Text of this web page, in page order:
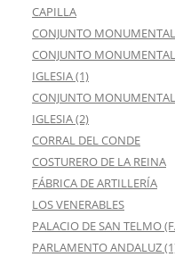
CAPILLA
CONJUNTO
CONJUNTO
IGLESIA (1)
CONJUNTO
IGLESIA (2)
CORRAL DEL CONDE
COSTURERO DE LA REINA
FÁBRICA DE ARTILLERÍA
LOS VENERABLES
PALACIO DE SAN TELMO
PARLAMENTO ANDALUZ